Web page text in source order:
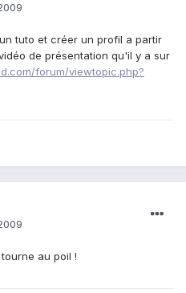
tuto et créer un profil a partir
de présentation qu'il y a sur
forum/viewtopic.php?
au poil !